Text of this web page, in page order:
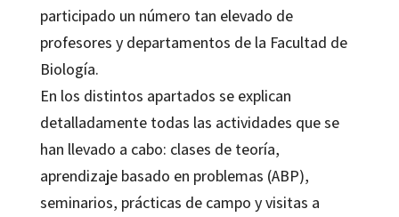
participado un número tan elevado de
profesores y departamentos de la Facultad de
Biología.
En los distintos apartados se explican
detalladamente todas las actividades que se
han llevado a cabo: clases de teoría,
aprendizaje basado en problemas (ABP),
seminarios, prácticas de campo y visitas a